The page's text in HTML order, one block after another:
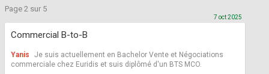
Page 2 sur 5
Commercial B-to-B
7 oct 2025
Yanis
Je suis actuellement en Bachelor Vente et Négociations
commerciale chez Euridis et suis diplômé d'un BTS MCO.